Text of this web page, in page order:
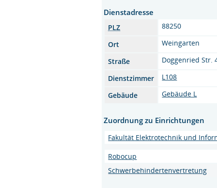
Dienstadresse
PLZ
88250
Ort
Weingarten
Straße
Doggenried Str.
Dienstzimmer
L108
Gebäude
Gebäude L
Zuordnung zu Einrichtungen
Fakultät Elektrotechnik und
Robocup
Schwerbehindertenvertretung